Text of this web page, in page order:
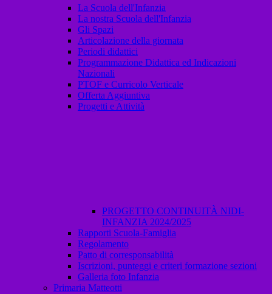
La Scuola dell'Infanzia
La nostra Scuola dell'Infanzia
Gli Spazi
Articolazione della giornata
Periodi didattici
Programmazione Didattica ed Indicazioni
Nazionali
PTOF e Curricolo Verticale
Offerta Aggiuntiva
Progetti e Attività
PROGETTO CONTINUITÀ NIDI-
INFANZIA 2024/2025
Rapporti Scuola-Famiglia
Regolamento
Patto di corresponsabilità
Iscrizioni, punteggi e criteri formazione sezioni
Galleria foto Infanzia
Primaria Matteotti